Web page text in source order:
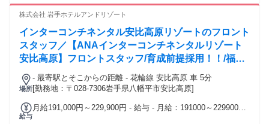
OJT制度による研修があります。（入社２か月～３か月間集
中して、研修を行います。） ◎新人研修だけではなく、年齢
や経験、役職に応じて研修がございます。自分自身のステッ
プアップに！ ◎分からないところがなくなるまで、かつ、て
いねいに段階を追って研修を進めていきます。 ◎キャリア主
催による研修も、あります。 ◎チーム制でのサポート体制を
＝＝＝＝＝＝＝＝ ✅基本的なPCスキル （文書作成、データ入
件】 ✅販売経験をお持ちの方（キャリアショップ経験あり）
✅接客業務の経験がある方 ✅人と話すことが好きな方 ✅自己
成長したい方 ✅誰かの役に立つことに喜びを感じる方 ✅チー
ムで協力して働くことが好きな方 【こんな方にぴったり！】
✅新しい技術やサービスに関心がある方 ✅お客様の喜ぶ顔を
見たいという意欲がある方 ✅長期的に働きたいとお考えの方
者の方も大歓迎です ✅ブランクがある方も心配いりません ✅
株式会社 岩手ホテルアンドリゾート
インターコンチネンタル安比高原リゾートのフロント
スタッフ／【ANAインターコンチネンタルリゾート
安比高原】フロントスタッフ/育成前提採用！！/福利
厚生充実/年齢不問/賞与有/正社員登用制度あり
場所
- 最寄駅とそこからの距離 - 花輪線 安比高原 車 5分
[勤務地：〒028-7306岩手県八幡平市安比高原]
給与
月給191,000円～229,900円 - 給与 - 月給：191000～229900円